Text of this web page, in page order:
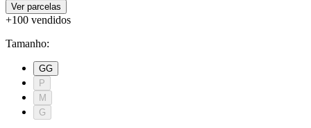
Ver parcelas
+100 vendidos
Tamanho:
GG
P
M
G